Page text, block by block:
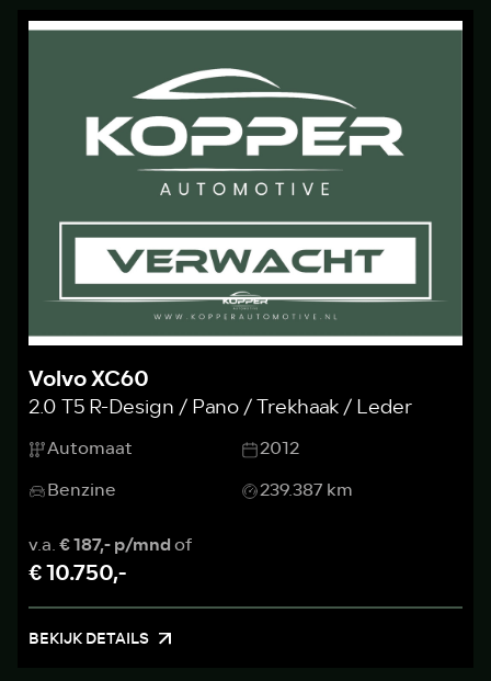
Volvo XC60
2.0 T5 R-Design / Pano / Trekhaak / Leder
Automaat
2012
Benzine
239.387 km
v.a.€ 187,- p/mndof
€ 10.750,-
BEKIJK DETAILS